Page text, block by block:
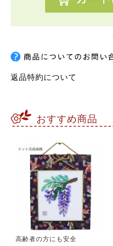
返品特約について
おすすめ商品
高齢者の方にも安全